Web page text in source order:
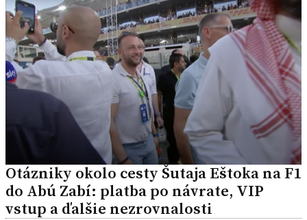
Otázniky okolo cesty Šutaja Eštoka na F1
do Abú Zabí: platba po návrate, VIP
vstup a ďalšie nezrovnalosti